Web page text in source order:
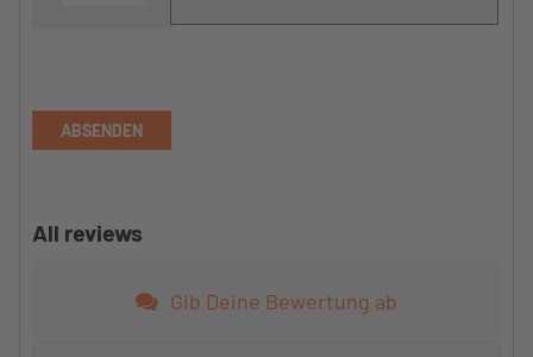
ABSENDEN
All reviews
Gib Deine Bewertung ab